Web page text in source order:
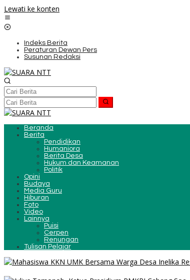
Lewati ke konten
Indeks Berita
Peraturan Dewan Pers
Susunan Redaksi
Beranda
Berita
Pendidikan
Humaniora
Berita Desa
Hukum dan Keamanan
Politik
Opini
Budaya
Media Guru
Hiburan
Foto
Video
Lainnya
Puisi
Cerpen
Renungan
Tulisan Pelajar